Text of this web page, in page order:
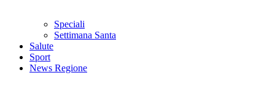
Speciali
Settimana Santa
Salute
Sport
News Regione